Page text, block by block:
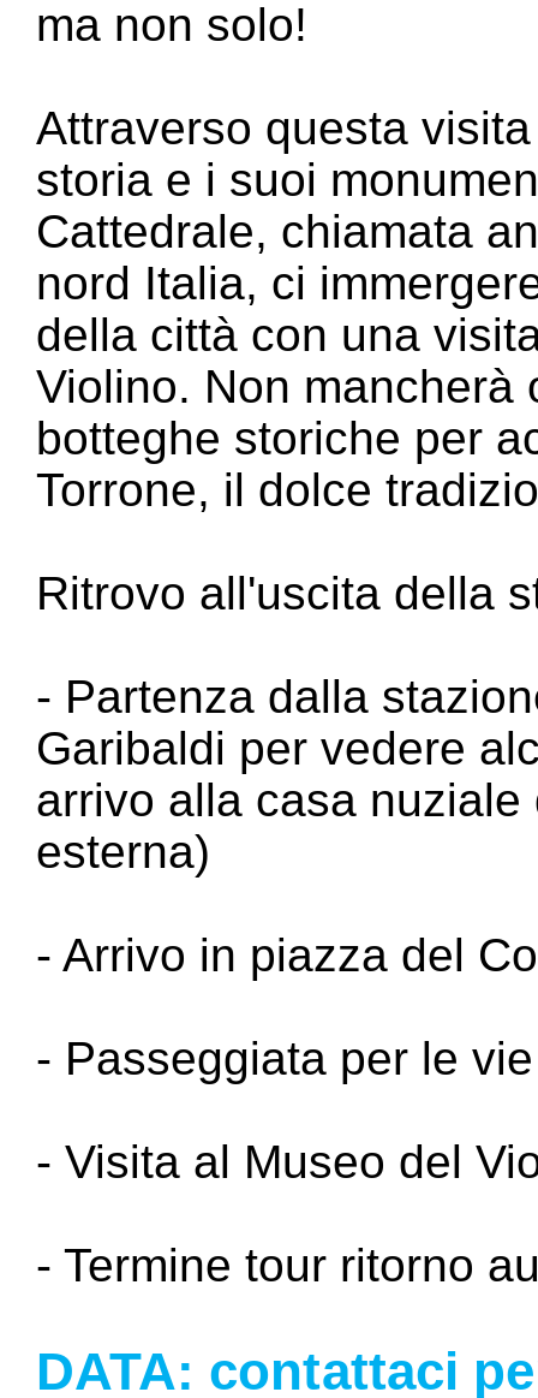
ma non solo!
Attraverso questa
storia e i suoi
Cattedrale, chiamata
nord Italia, ci
della città con una
Violino. Non mancherà
botteghe storiche per
Torrone, il dolce
Ritrovo all'uscita della
- Partenza dalla
Garibaldi per vedere
arrivo alla casa
esterna)
- Arrivo in piazza del
- Passeggiata per le
- Visita al Museo del
- Termine tour ritorno
DATA: contattaci